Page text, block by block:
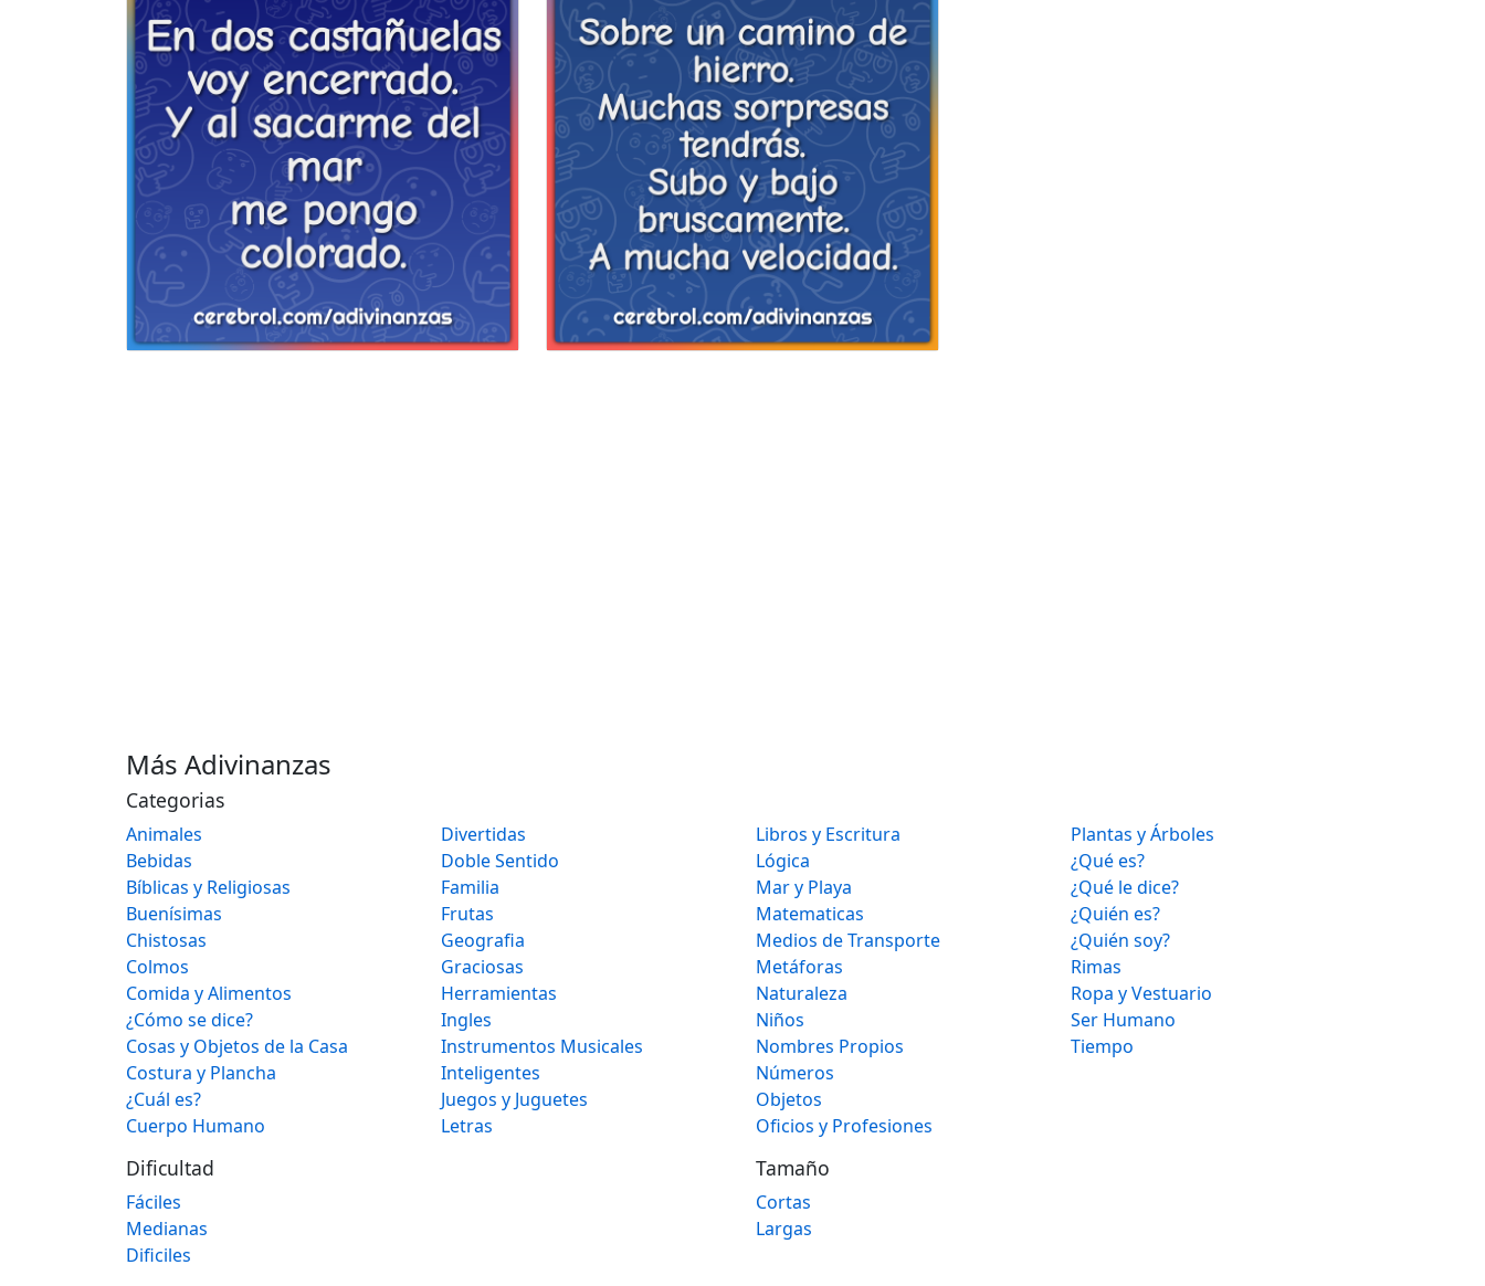
Más Adivinanzas
Categorias
Animales
Bebidas
Bíblicas y Religiosas
Buenísimas
Chistosas
Colmos
Comida y Alimentos
¿Cómo se dice?
Cosas y Objetos de la Casa
Costura y Plancha
¿Cuál es?
Cuerpo Humano
Divertidas
Doble Sentido
Familia
Frutas
Geografia
Graciosas
Herramientas
Ingles
Instrumentos Musicales
Inteligentes
Juegos y Juguetes
Letras
Libros y Escritura
Lógica
Mar y Playa
Matematicas
Medios de Transporte
Metáforas
Naturaleza
Niños
Nombres Propios
Números
Objetos
Oficios y Profesiones
Plantas y Árboles
¿Qué es?
¿Qué le dice?
¿Quién es?
¿Quién soy?
Rimas
Ropa y Vestuario
Ser Humano
Tiempo
Dificultad
Fáciles
Medianas
Dificiles
Tamaño
Cortas
Largas